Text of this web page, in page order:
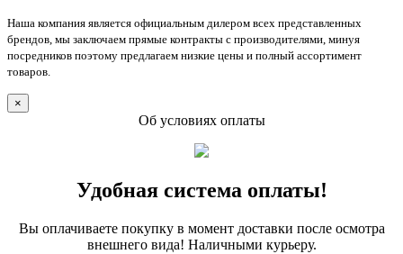
Наша компания является официальным дилером всех представленных
брендов, мы заключаем прямые контракты с производителями, минуя
посредников поэтому предлагаем низкие цены и полный ассортимент
товаров.
×
Об условиях оплаты
Удобная система оплаты!
Вы оплачиваете покупку в момент доставки после осмотра
внешнего вида! Наличными курьеру.